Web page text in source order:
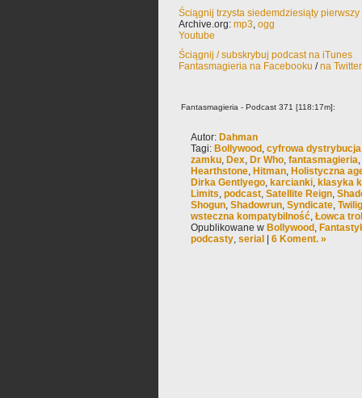
Ściągnij trzysta siedemdziesiąty
Archive.org: mp3, ogg
Youtube
Ściągnij / subskrybuj podcast na iTunes
Fantasmagieria na Facebooku /na
Fantasmagieria - Podcast 371 [118:17m]:
Autor: Dahman
Tagi: Bollywood , cyfrowa dystrybucja
zamku, Dex, Dr Who, fantasmagieria,
Hearthstone, Hitman, Holistyczna
Dirka Gentlyego, karcianki, klasyka
Limits, podcast, Satellite Reign,
Shogun, Shadowrun, Syndicate,
wsteczna kompatybilność, Łowca
Opublikowane w Bollywood ,
podcasty, serial 6 Koment. »